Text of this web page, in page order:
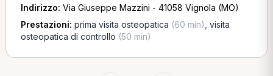
Indirizzo: Via Giuseppe Mazzini - 41058 Vignola (MO)
Prestazioni: prima visita osteopatica (60 min) visita
osteopatica di controllo (50 min)